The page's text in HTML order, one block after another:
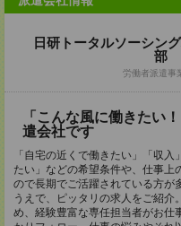
日研トータルソーシン
部
労働者派遣事
「こんな風に働きたい
遣会社です
「自宅の近くで働きたい」「収
たい」などの希望条件や、仕事上
ので長期でご活躍されている方が
うえで、ピッタリの求人をご紹介
め、経験豊富な専任担当者がお仕